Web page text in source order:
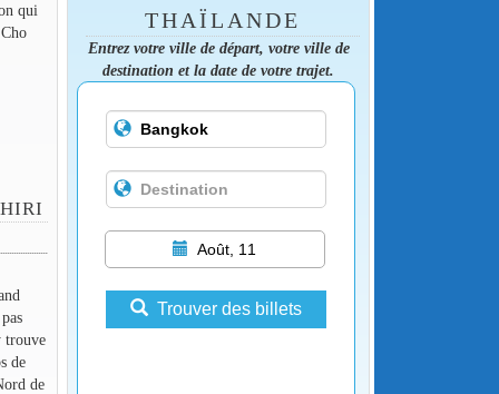
qui
trouve
de
de
THAÏLANDE
Entrez votre ville de départ, votre ville de
destination et la date de votre trajet.
Août, 11
Trouver des billets